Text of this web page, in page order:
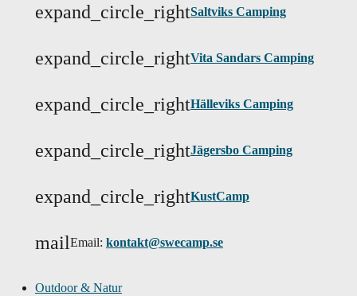
expand_circle_rightSaltviks Camping
expand_circle_rightVita Sandars Camping
expand_circle_rightHälleviks Camping
expand_circle_rightJägersbo Camping
expand_circle_rightKustCamp
mailEmail: kontakt@swecamp.se
Outdoor & Natur